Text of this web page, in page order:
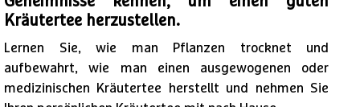
Kräutertee herzustellen.
Lernen Sie, wie man Pflanzen trocknet und
aufbewahrt, wie man einen ausgewogenen oder
medizinischen Kräutertee herstellt und nehmen Sie